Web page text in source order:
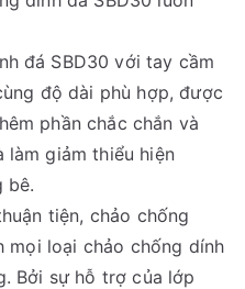
đá SBD30 với tay cầm
độ dài phù hợp, được
phần chắc chắn và
làm giảm thiểu hiện
bê.
tiện, chảo chống
mọi loại chảo chống dính
Bởi sự hỗ trợ của lớp